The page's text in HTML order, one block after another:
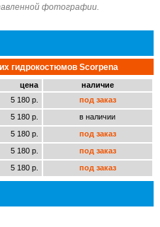
гидрокостюмов Scorpena
цена
наличие
5 180 р.
под заказ
5 180 р.
в наличии
5 180 р.
под заказ
5 180 р.
под заказ
5 180 р. под заказ